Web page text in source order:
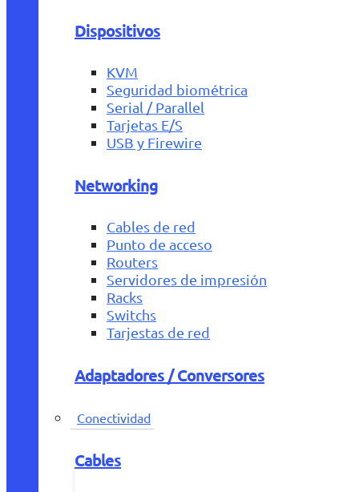
Dispositivos
KVM
Seguridad biométrica
Serial / Parallel
Tarjetas E/S
USB y Firewire
Networking
Cables de red
Punto de acceso
Routers
Servidores de impresión
Racks
Switchs
Tarjestas de red
Adaptadores / Conversores
Conectividad
Cables